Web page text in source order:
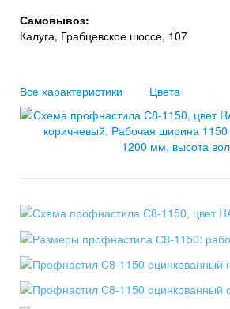
Самовывоз:
Калуга, Грабцевское шоссе, 107
Все характеристики Цвета